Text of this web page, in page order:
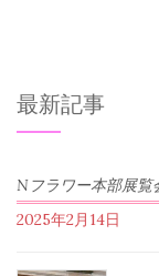
最新記事
Nフラワー本部展覧
2025年2月14日